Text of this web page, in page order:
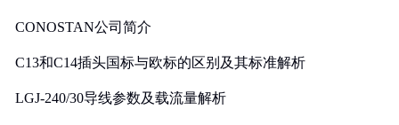
CONOSTAN公司简介
C13和C14插头国标与欧标的区别及其标准解析
LGJ-240/30导线参数及载流量解析